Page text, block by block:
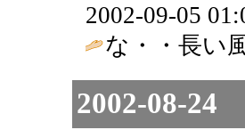
2002-09-05
な・・長い
2002-08-